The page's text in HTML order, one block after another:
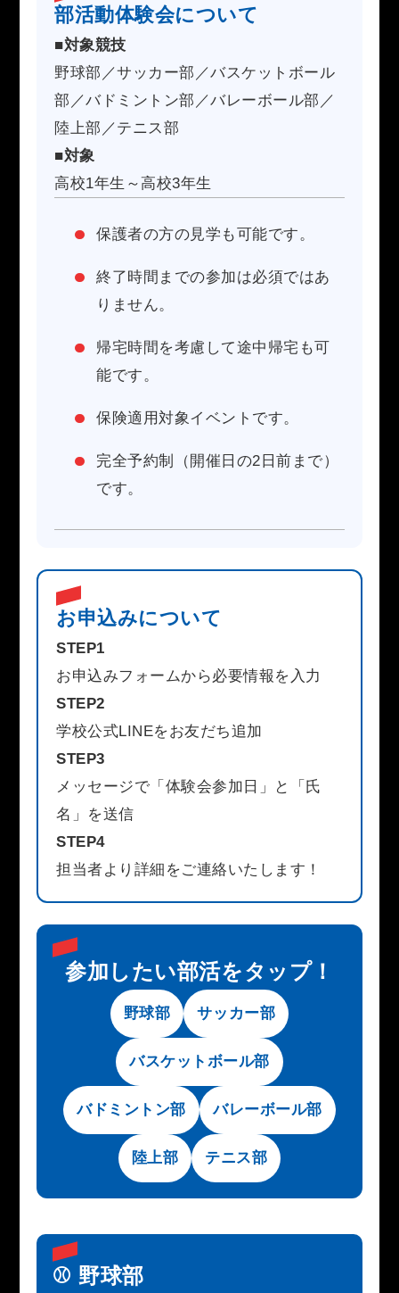
部活動体験会について
■対象競技
野球部／サッカー部／バスケットボール
部／バドミントン部／バレーボール部／
陸上部／テニス部
■対象
高校1年生～高校3年生
保護者の方の見学も可能です。
終了時間までの参加は必須ではあ
りません。
帰宅時間を考慮して途中帰宅も可
能です。
保険適用対象イベントです。
完全予約制（開催日の2日前まで）
です。
お申込みについて
STEP1
お申込みフォームから必要情報を入力
STEP2
学校公式LINEをお友だち追加
STEP3
メッセージで「体験会参加日」と「氏
名」を送信
STEP4
担当者より詳細をご連絡いたします！
参加したい部活をタップ！
野球部 サッカー部
バスケットボール部
バドミントン部 バレーボール部
陸上部 テニス部
⚾ 野球部